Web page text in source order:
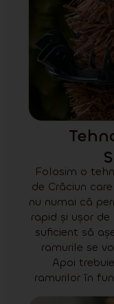
Folosim o
de Crăciun
nu numai că
rapid și ușor
suficient să
ramurile se
Apoi
ramurilor în